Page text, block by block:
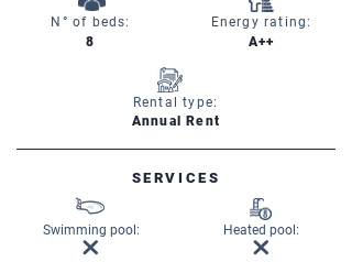
N° of beds:
8
Energy rating:
A++
Rental type:
Annual Rent
SERVICES
Swimming pool: Heated pool: